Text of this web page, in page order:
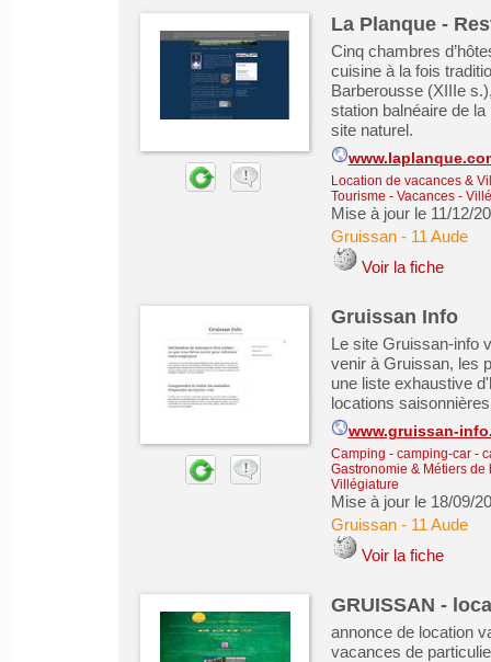
La Planque -
Cinq chambres
cuisine à la fois
Barberousse (XIIIe
station balnéaire de
site naturel.
Location de vacances &
Tourisme - Vacances -
Mise à jour le 11/12/
Gruissan- 11 Aude
Voir la fiche
Gruissan Info
Le site Gruissan-info
venir à Gruissan, les
une liste exhaustive
locations saisonnières
www.gruissan-
Camping - camping-car -
Gastronomie & Métiers de
Villégiature
Mise à jour le 18/09/
Gruissan- 11 Aude
Voir la fiche
GRUISSAN -
annonce de location
vacances de